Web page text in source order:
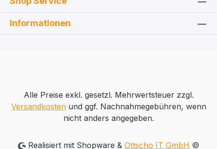
Informationen
Alle Preise exkl. gesetzl. Mehrwertsteuer zzgl.
Versandkostenund ggf. Nachnahmegebühren, wenn
nicht anders angegeben.
Realisiert mit Shopware &Ottscho IT GmbH ©